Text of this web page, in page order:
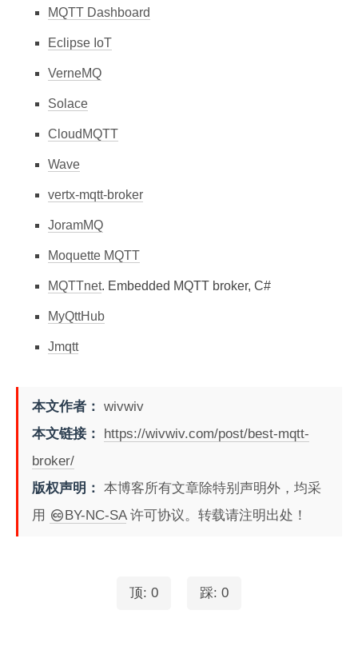
MQTT Dashboard
Eclipse IoT
VerneMQ
Solace
CloudMQTT
Wave
vertx-mqtt-broker
JoramMQ
Moquette MQTT
MQTTnet. Embedded MQTT broker, C#
MyQttHub
Jmqtt
本文作者： wivwiv
本文链接：
https://wivwiv.com/post/best-mqtt-
broker/
版权声明： 本博客所有文章除特别声明外，均采
用
BY-NC-SA许可协议。转载请注明出处！
顶: 0 踩: 0